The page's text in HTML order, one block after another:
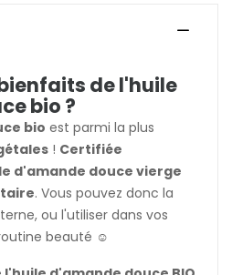
de l'huile
bio ?
bio est parmi la plus
! Certifiée
d'amande douce vierge
. Vous pouvez donc la
ou l'utiliser dans vos
beauté ☺️